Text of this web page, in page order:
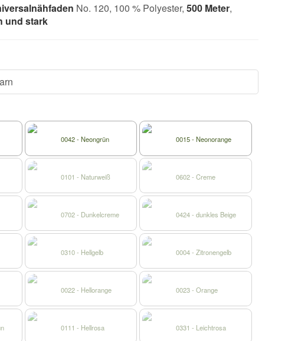
No. 120, 100 % Polyester, 500 Meter,
und stark
0042 - Neongrün 0015 - Neonorange
0101 - Naturweiß 0602 - Creme
0702 - Dunkelcreme 0424 - dunkles Beige
0310 - Hellgelb 0004 - Zitronengelb
0022 - Hellorange 0023 - Orange
0111 - Hellrosa 0331 - Leichtrosa